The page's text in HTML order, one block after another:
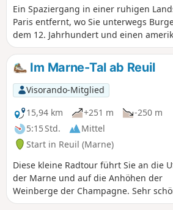
Ein Spaziergang in einer ruhigen
Paris entfernt, wo Sie unterwegs
dem 12. Jahrhundert und einen
aus dem 1. Weltkrieg entdecken
Im Marne-Tal ab Reuil
Visorando-Mitglied
15,94 km
+251 m
-250 m
5:15 Std.
Mittel
Start in Reuil (Marne)
Diese kleine Radtour führt Sie an die
der Marne und auf die Anhöhen der
Weinberge der Champagne. Sehr
Ausblicke auf das Tal. Sie können das